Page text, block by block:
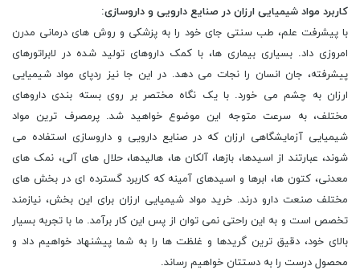
کاربرد مواد شیمیایی ارزان در صنایع دارویی و داروسازی:
با پیشرفت علم، طب سنتی جای خود را به پزشکی و روش های درمانی مدرن
امروزی داد. بسیاری بیماری ها، با کمک داروهای تولید شده در لابراتورهای
پیشرفته، جان انسان را نجات می دهد. در این جا نیز ردپای مواد شیمیایی
ارزان به چشم می خورد. با یک نگاه مختصر بر روی بسته بندی داروهای
مختلف، به سرعت متوجه این موضوع خواهید شد. پرمصرف ترین مواد
شیمیایی آزمایشگاهی ارزان که در صنایع دارویی و داروسازی استفاده می
شوند، عبارتند از اسیدها، بازها، آلکان ‌ها، هالیدها، حلال ‌های آلی، نمک ‌های
معدنی، کتون ‌ها، ابرها و اسیدهای آمینه که کاربرد گسترده ‌ای در بخش‌ های
مختلف صنعت دارو درند. خرید مواد شیمیایی ارزان برای این بخش، نیازمند
تخصص است و به این راحتی نمی توان از پس این کار برآمد. ما با تجربه بسیار
بالای خود، دقیق ترین گریدها و غلظت ها را به شما پیشنهاد خواهیم داد و
محصول درست را به دستتان خواهیم رساند.